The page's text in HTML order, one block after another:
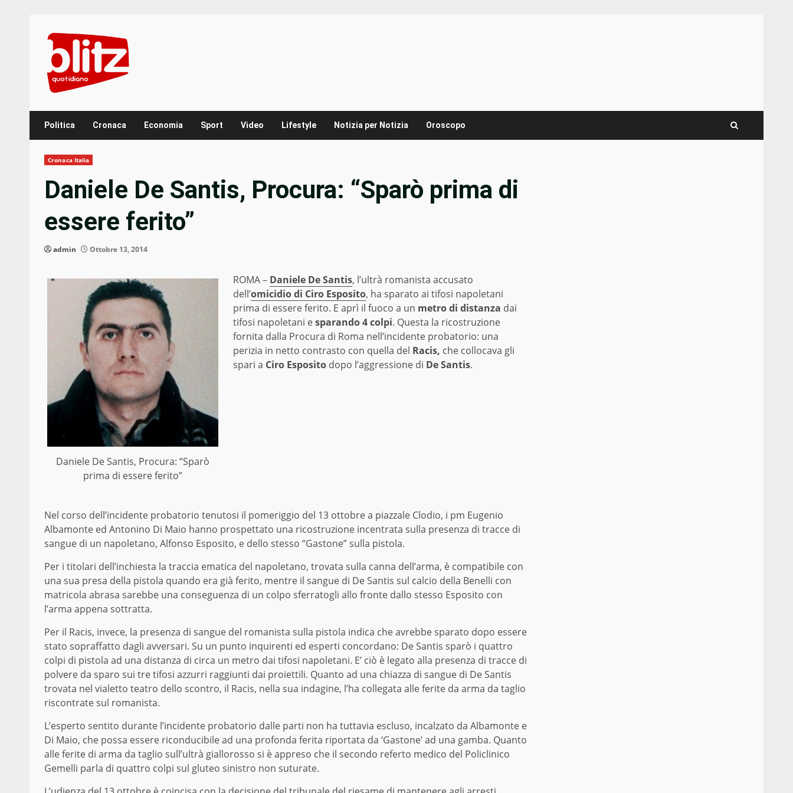
content
Politica Cronaca Economia Sport Video Lifestyle Notizia per Notizia Oroscopo
Cronaca Italia
Daniele De Santis, Procura: “Sparò prima di
essere ferito”
admin Ottobre 13, 2014
Daniele De Santis, Procura: “Sparò
prima di essere ferito”
ROMA – Daniele De Santis, l’ultrà romanista accusato
dell’omicidio di Ciro Esposito, ha sparato ai tifosi napoletani
prima di essere ferito. E aprì il fuoco a un metro di distanza dai
tifosi napoletani esparando 4 colpi. Questa la ricostruzione
fornita dalla Procura di Roma nell’incidente probatorio: una
perizia in netto contrasto con quella del Racis, che collocava gli
spari a Ciro Esposito dopo l’aggressione di De Santis.
Nel corso dell’incidente probatorio tenutosi il pomeriggio del 13 ottobre a piazzale Clodio, i pm Eugenio
Albamonte ed Antonino Di Maio hanno prospettato una ricostruzione incentrata sulla presenza di tracce di
sangue di un napoletano, Alfonso Esposito, e dello stesso “Gastone” sulla pistola.
Per i titolari dell’inchiesta la traccia ematica del napoletano, trovata sulla canna dell’arma, è compatibile con
una sua presa della pistola quando era già ferito, mentre il sangue di De Santis sul calcio della Benelli con
matricola abrasa sarebbe una conseguenza di un colpo sferratogli allo fronte dallo stesso Esposito con
l’arma appena sottratta.
Per il Racis, invece, la presenza di sangue del romanista sulla pistola indica che avrebbe sparato dopo essere
stato sopraffatto dagli avversari. Su un punto inquirenti ed esperti concordano: De Santis sparò i quattro
colpi di pistola ad una distanza di circa un metro dai tifosi napoletani. E’ ciò è legato alla presenza di tracce di
polvere da sparo sui tre tifosi azzurri raggiunti dai proiettili. Quanto ad una chiazza di sangue di De Santis
trovata nel vialetto teatro dello scontro, il Racis, nella sua indagine, l’ha collegata alle ferite da arma da taglio
riscontrate sul romanista.
L’esperto sentito durante l’incidente probatorio dalle parti non ha tuttavia escluso, incalzato da Albamonte e
Di Maio, che possa essere riconducibile ad una profonda ferita riportata da ‘Gastone’ ad una gamba. Quanto
alle ferite di arma da taglio sull’ultrà giallorosso si è appreso che il secondo referto medico del Policlinico
Gemelli parla di quattro colpi sul gluteo sinistro non suturate.